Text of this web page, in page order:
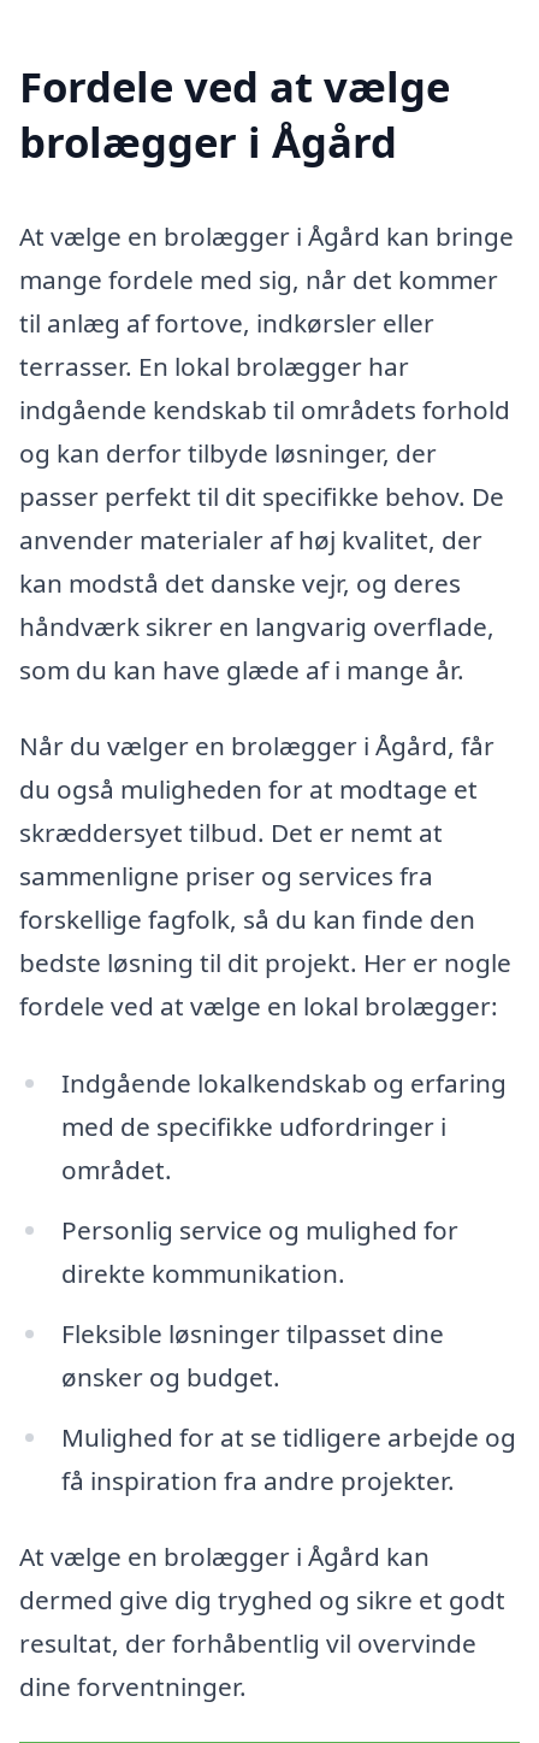
Fordele ved at vælge
brolægger i Ågård
At vælge en brolægger i Ågård kan bringe
mange fordele med sig, når det kommer
til anlæg af fortove, indkørsler eller
terrasser. En lokal brolægger har
indgående kendskab til områdets forhold
og kan derfor tilbyde løsninger, der
passer perfekt til dit specifikke behov. De
anvender materialer af høj kvalitet, der
kan modstå det danske vejr, og deres
håndværk sikrer en langvarig overflade,
som du kan have glæde af i mange år.
Når du vælger en brolægger i Ågård, får
du også muligheden for at modtage et
skræddersyet tilbud. Det er nemt at
sammenligne priser og services fra
forskellige fagfolk, så du kan finde den
bedste løsning til dit projekt. Her er nogle
fordele ved at vælge en lokal brolægger:
Indgående lokalkendskab og erfaring
med de specifikke udfordringer i
området.
Personlig service og mulighed for
direkte kommunikation.
Fleksible løsninger tilpasset dine
ønsker og budget.
Mulighed for at se tidligere arbejde og
få inspiration fra andre projekter.
At vælge en brolægger i Ågård kan
dermed give dig tryghed og sikre et godt
resultat, der forhåbentlig vil overvinde
dine forventninger.